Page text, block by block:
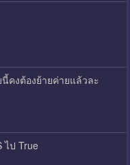
คงต้องย้ายค่ายแล้วละ
ไป True